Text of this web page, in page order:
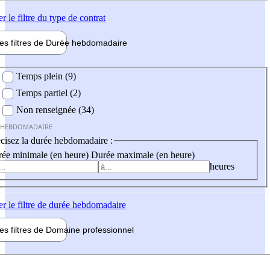
le filtre du type de contrat
filtres de Durée hebdomadaire
Temps plein (9)
Temps partiel (2)
Non renseignée (34)
la durée hebdomadaire :
minimale (en heure) Durée maximale (en heure)
heures
le filtre de durée hebdomadaire
filtres de Domaine professionnel